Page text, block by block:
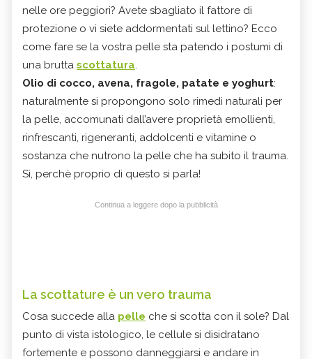
nelle ore peggiori? Avete sbagliato il fattore di
protezione o vi siete addormentati sul lettino? Ecco
come fare se la vostra pelle sta patendo i postumi di
una brutta scottatura.
Olio di cocco, avena, fragole, patate e yoghurt:
naturalmente si propongono solo rimedi naturali per
la pelle, accomunati dall’avere proprietà emollienti,
rinfrescanti, rigeneranti, addolcenti e vitamine o
sostanza che nutrono la pelle che ha subito il trauma.
Sì, perchè proprio di questo si parla!
Continua a leggere dopo la pubblicità
La scottature è un vero trauma
Cosa succede alla pelle che si scotta con il sole? Dal
punto di vista istologico, le cellule si disidratano
fortemente e possono danneggiarsi e andare in